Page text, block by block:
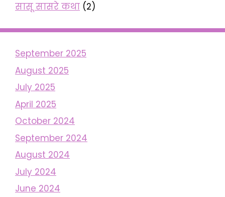
सासू सासरे कथा (2)
September 2025
August 2025
July 2025
April 2025
October 2024
September 2024
August 2024
July 2024
June 2024